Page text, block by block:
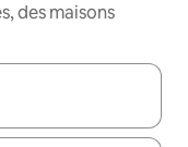
des maisons
les flèches vers le